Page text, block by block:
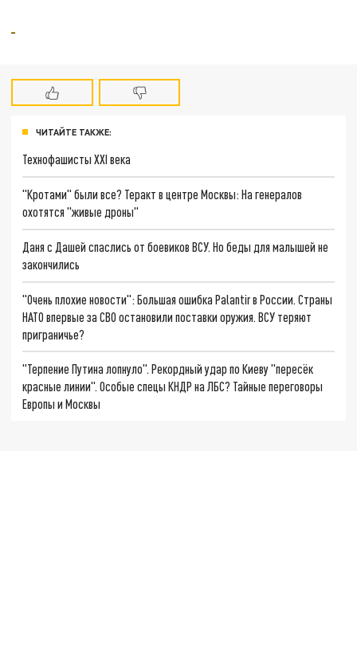
ЧИТАЙТЕ ТАКЖЕ:
Технофашисты XXI века
"Кротами" были все? Теракт в центре Москвы: На генералов
охотятся "живые дроны"
Даня с Дашей спаслись от боевиков ВСУ. Но беды для малышей не
закончились
"Очень плохие новости": Большая ошибка Palantir в России. Страны
НАТО впервые за СВО остановили поставки оружия. ВСУ теряют
приграничье?
"Терпение Путина лопнуло". Рекордный удар по Киеву "пересёк
красные линии". Особые спецы КНДР на ЛБС? Тайные переговоры
Европы и Москвы